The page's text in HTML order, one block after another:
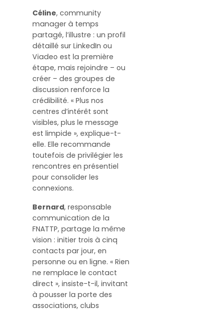
Céline, community
manager à temps
partagé, l’illustre : un profil
détaillé sur LinkedIn ou
Viadeo est la première
étape, mais rejoindre – ou
créer – des groupes de
discussion renforce la
crédibilité. « Plus nos
centres d’intérêt sont
visibles, plus le message
est limpide », explique-t-
elle. Elle recommande
toutefois de privilégier les
rencontres en présentiel
pour consolider les
connexions.
Bernard, responsable
communication de la
FNATTP, partage la même
vision : initier trois à cinq
contacts par jour, en
personne ou en ligne. « Rien
ne remplace le contact
direct », insiste-t-il, invitant
à pousser la porte des
associations, clubs